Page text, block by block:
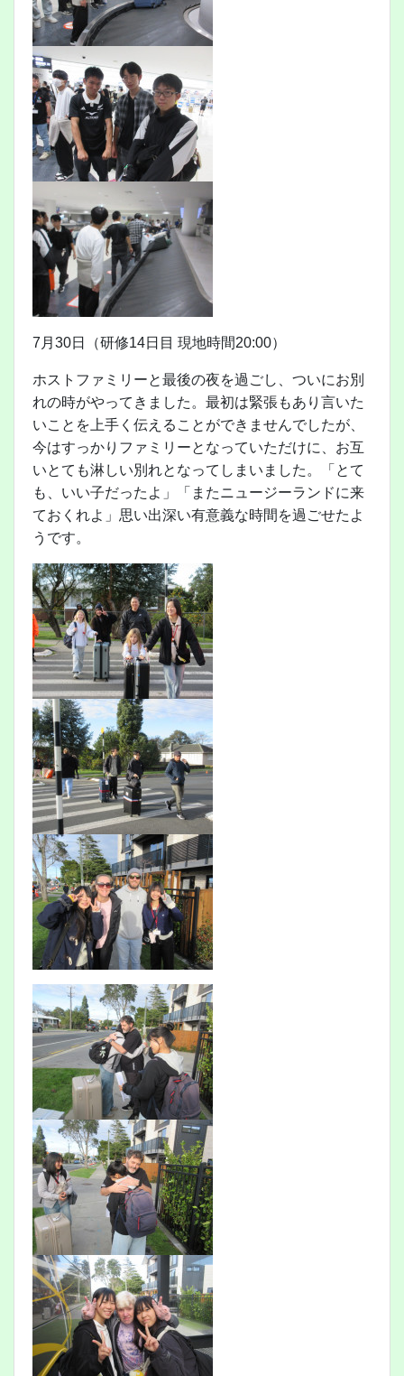
7月30日（研修14日目 現地時間20:00）
ホストファミリーと最後の夜を過ごし、ついにお別
れの時がやってきました。最初は緊張もあり言いた
いことを上手く伝えることができませんでしたが、
今はすっかりファミリーとなっていただけに、お互
いとても淋しい別れとなってしまいました。「とて
も、いい子だったよ」「またニュージーランドに来
ておくれよ」思い出深い有意義な時間を過ごせたよ
うです。